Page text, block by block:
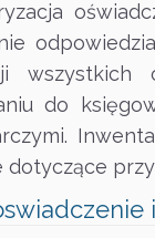
wszystkich
do
dotyczące